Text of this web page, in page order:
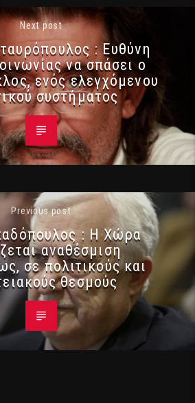
Next post
: Ευθύνη
να σπάσει ο
ενός ελεγχόμενου
συστήματος
Previous post
: Η Χώρα
αναθέσμιση
σε πολιτικούς και
θεσμούς